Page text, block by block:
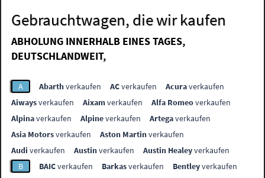
Gebrauchtwagen, die wir kaufen
ABHOLUNG INNERHALB EINES TAGES,
DEUTSCHLANDWEIT,
A Abarthverkaufen ACverkaufen Acuraverkaufen
Aiwaysverkaufen Aixamverkaufen Alfa Romeoverkaufen
Alpinaverkaufen Alpineverkaufen Artegaverkaufen
Asia Motorsverkaufen Aston Martinverkaufen
Audi verkaufen Austinverkaufen Austin Healeyverkaufen
B
BAICverkaufen Barkasverkaufen Bentleyverkaufen